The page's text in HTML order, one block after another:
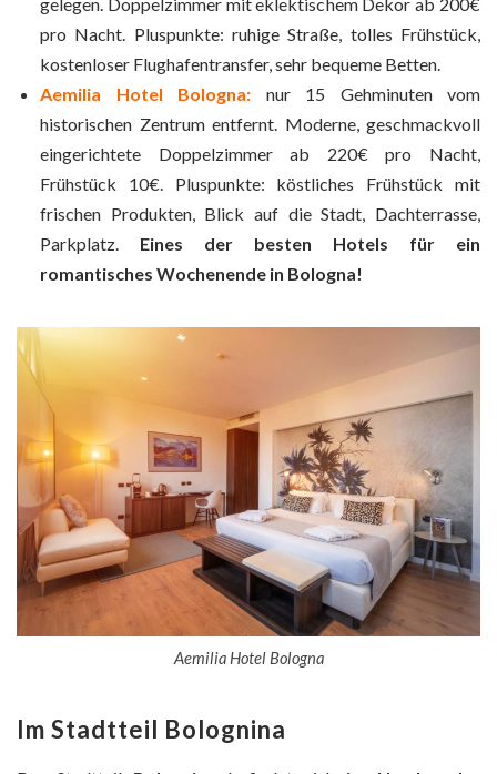
pro Nacht. Pluspunkte: ruhige Straße, tolles Frühstück,
kostenloser Flughafentransfer, sehr bequeme Betten.
Aemilia Hotel Bologna: nur 15 Gehminuten vom
historischen Zentrum entfernt. Moderne, geschmackvoll
eingerichtete Doppelzimmer ab 220€ pro Nacht,
Frühstück 10€. Pluspunkte: köstliches Frühstück mit
frischen Produkten, Blick auf die Stadt, Dachterrasse,
Parkplatz. Eines der besten Hotels für ein
romantisches Wochenende in Bologna!
Aemilia Hotel Bologna
Im Stadtteil Bolognina